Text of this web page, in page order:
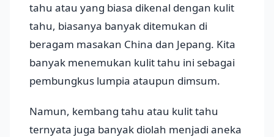
tahu atau yang biasa dikenal dengan kulit
tahu, biasanya banyak ditemukan di
beragam masakan China dan Jepang. Kita
banyak menemukan kulit tahu ini sebagai
pembungkus lumpia ataupun dimsum.
Namun, kembang tahu atau kulit tahu
ternyata juga banyak diolah menjadi aneka